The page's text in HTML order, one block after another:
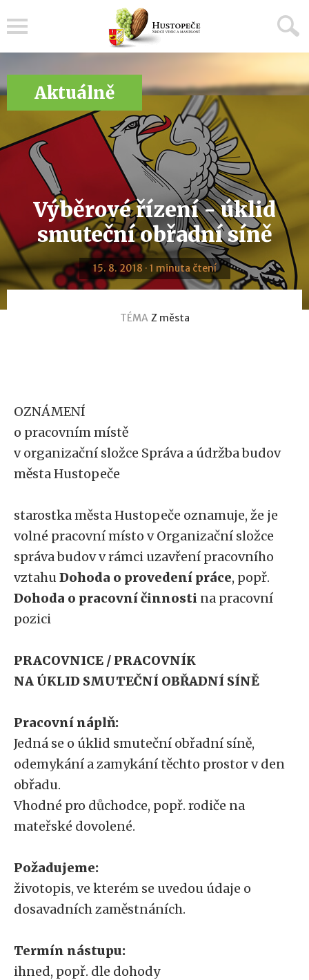
Aktuálně
Výběrové řízení - úklid
smuteční obřadní síně
15. 8. 2018 · 1 minuta čtení
TÉMA Z města
OZNÁMENÍ
o pracovním místě
v organizační složce Správa a údržba budov
města Hustopeče
starostka města Hustopeče oznamuje, že je
volné pracovní místo v Organizační složce
správa budov v rámci uzavření pracovního
vztahuDohoda o provedení práce, popř.
Dohoda o pracovní činnosti na pracovní
pozici
PRACOVNICE / PRACOVNÍK
NA ÚKLID SMUTEČNÍ OBŘADNÍ SÍNĚ
Pracovní náplň:
Jedná se o úklid smuteční obřadní síně,
odemykání a zamykání těchto prostor v den
obřadu.
Vhodné pro důchodce, popř. rodiče na
mateřské dovolené.
Požadujeme:
životopis, ve kterém se uvedou údaje o
dosavadních zaměstnáních.
Termín nástupu:
ihned, popř. dle dohody